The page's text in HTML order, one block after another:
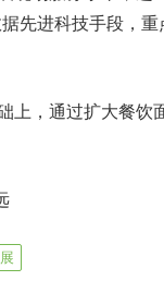
先进科技手段，
，通过扩大餐饮